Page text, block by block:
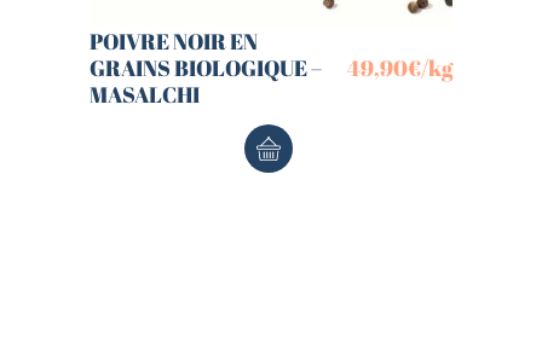
POIVRE NOIR EN
GRAINS BIOLOGIQUE –
MASALCHI
49,90€/kg